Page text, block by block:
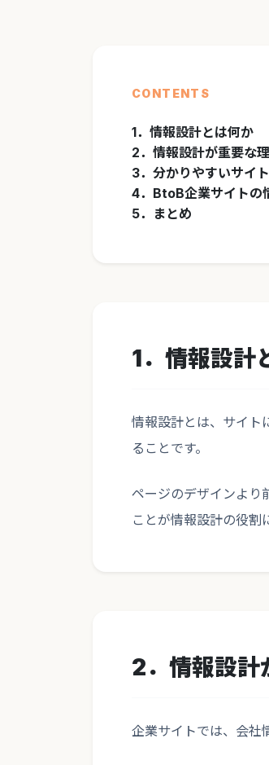
CONTENTS
1．情報設計とは何か
2．情報設計が重要な
3．分かりやすいサイ
4．BtoB企業サイトの
5．まとめ
1．情報設計
情報設計とは、サイト
ることです。
ページのデザインより
ことが情報設計の役割
2．情報設計
企業サイトでは、会社